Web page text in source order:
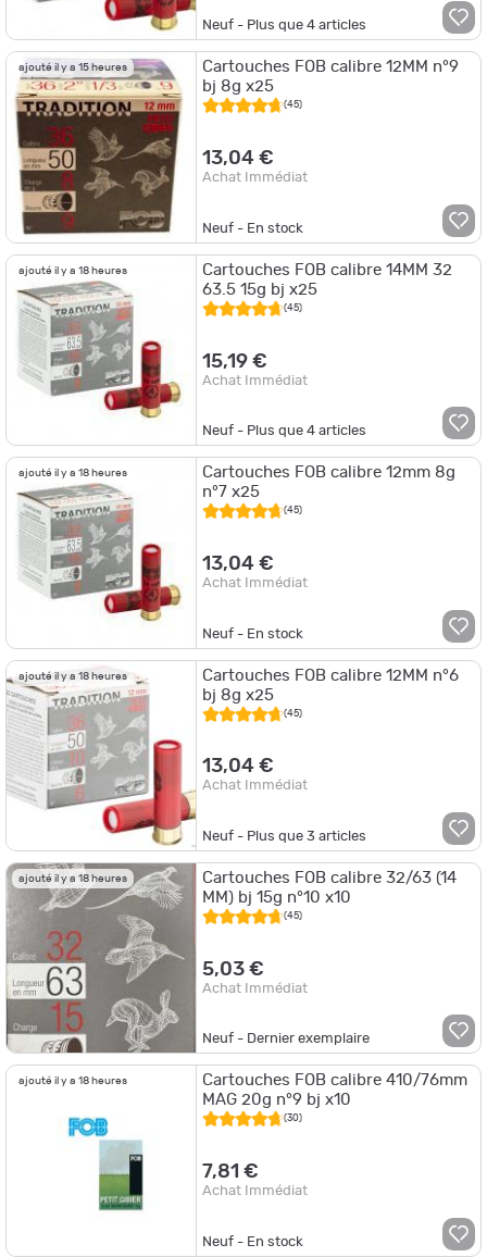
Neuf - Plus que4 articles
ajouté il y a 15 heures
Cartouches FOB calibre 12MM n°9
bj 8g x25
(45)
13,04 €
Achat Immédiat
Neuf - En stock
ajouté il y a 18 heures
Cartouches FOB calibre 14MM 32
63.5 15g bj x25
(45)
15,19 €
Achat Immédiat
Neuf - Plus que4 articles
ajouté il y a 18 heures
Cartouches FOB calibre 12mm 8g
n°7 x25
(45)
13,04 €
Achat Immédiat
Neuf - En stock
ajouté il y a 18 heures
Cartouches FOB calibre 12MM n°6
bj 8g x25
(45)
13,04 €
Achat Immédiat
Neuf - Plus que3 articles
ajouté il y a 18 heures
Cartouches FOB calibre 32/63 (14
MM) bj 15g n°10 x10
(45)
5,03 €
Achat Immédiat
Neuf - Dernier exemplaire
ajouté il y a 18 heures
Cartouches FOB calibre 410/76mm
MAG 20g n°9 bj x10
(30)
7,81 €
Achat Immédiat
Neuf - En stock